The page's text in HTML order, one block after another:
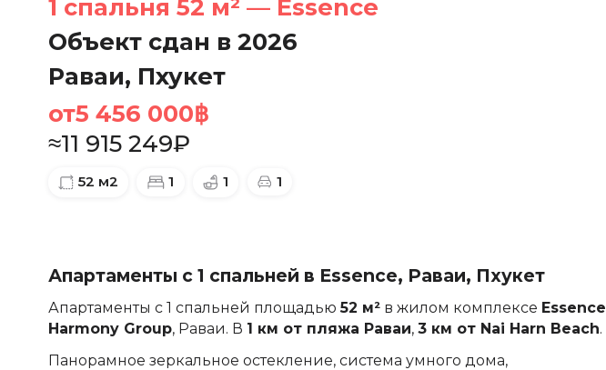
1 спальня 52 м² — Essence
Объект сдан в 2026
Раваи, Пхукет
от5 456 000฿
≈11 915 249₽
52 м2 1 1 1
Апартаменты с 1 спальней в Essence, Раваи, Пхукет
Апартаменты с 1 спальней площадью 52 м²в жилом комплексе Essence
Harmony Group, Раваи. В 1 км от пляжа Раваи, 3 км от Nai Harn Beach.
Панорамное зеркальное остекление, система умного дома,